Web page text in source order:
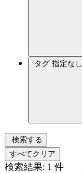
タグ 指定なし
検索する
すべてクリア
検索結果: 1 件